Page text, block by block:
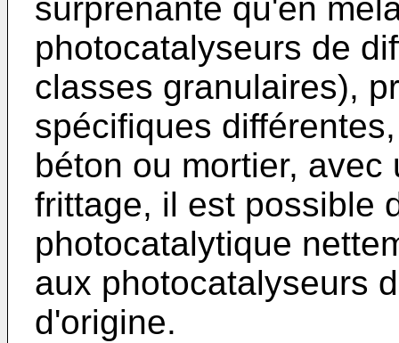
surprenante qu'en
photocatalyseurs de
classes granulaires),
spécifiques
béton ou mortier,
frittage, il est possible
photocatalytique
aux photocatalyseurs
d'origine.